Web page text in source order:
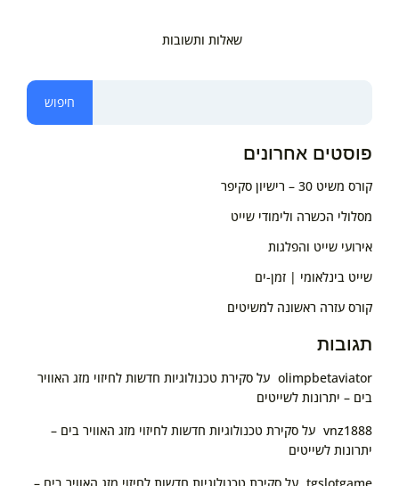
שאלות ותשובות
חיפוש
פוסטים אחרונים
קורס משיט 30 – רישיון סקיפר
מסלולי הכשרה ולימודי שייט
אירועי שייט והפלגות
שייט בינלאומי | זמן-ים
קורס עזרה ראשונה למשיטים
תגובות
olimpbetaviator על סקירת טכנולוגיות חדשות לחיזוי מזג האוויר
בים – יתרונות לשייטים
vnz1888 על סקירת טכנולוגיות חדשות לחיזוי מזג האוויר בים –
יתרונות לשייטים
tgslotgame על סקירת טכנולוגיות חדשות לחיזוי מזג האוויר בים –